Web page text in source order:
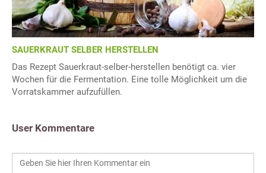
SAUERKRAUT SELBER HERSTELLEN
Das Rezept Sauerkraut-selber-herstellen benötigt ca. vier
Wochen für die Fermentation. Eine tolle Möglichkeit um die
Vorratskammer aufzufüllen.
User Kommentare